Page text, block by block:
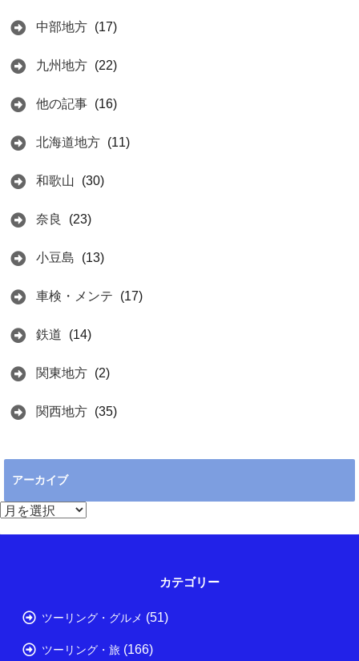
中部地方 (17)
九州地方 (22)
他の記事 (16)
北海道地方 (11)
和歌山 (30)
奈良 (23)
小豆島 (13)
車検・メンテ (17)
鉄道 (14)
関東地方 (2)
関西地方 (35)
アーカイブ
ア
カテゴリー
ツーリング・グルメ (51)
ツーリング・旅 (166)